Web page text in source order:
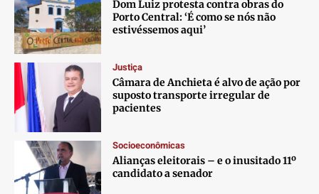
Dom Luiz protesta contra obras do
Porto Central: ‘É como se nós não
estivéssemos aqui’
Justiça
Câmara de Anchieta é alvo de ação por
suposto transporte irregular de
pacientes
Socioeconômicas
Alianças eleitorais – e o inusitado 11º
candidato a senador